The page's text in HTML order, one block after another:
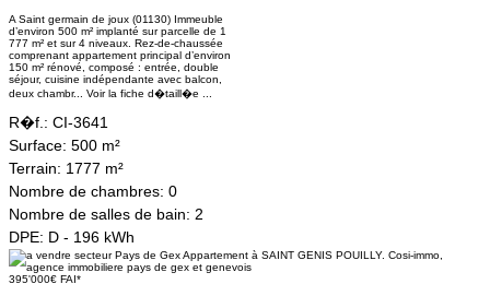
A Saint germain de joux (01130) Immeuble
d’environ 500 m² implanté sur parcelle de 1
777 m² et sur 4 niveaux. Rez-de-chaussée
comprenant appartement principal d’environ
150 m² rénové, composé : entrée, double
séjour, cuisine indépendante avec balcon,
deux chambr... Voir la fiche d�taill�e ...
R�f.: CI-3641
Surface: 500 m²
Terrain: 1777 m²
Nombre de chambres: 0
Nombre de salles de bain: 2
DPE: D - 196 kWh
395'000€ FAI*